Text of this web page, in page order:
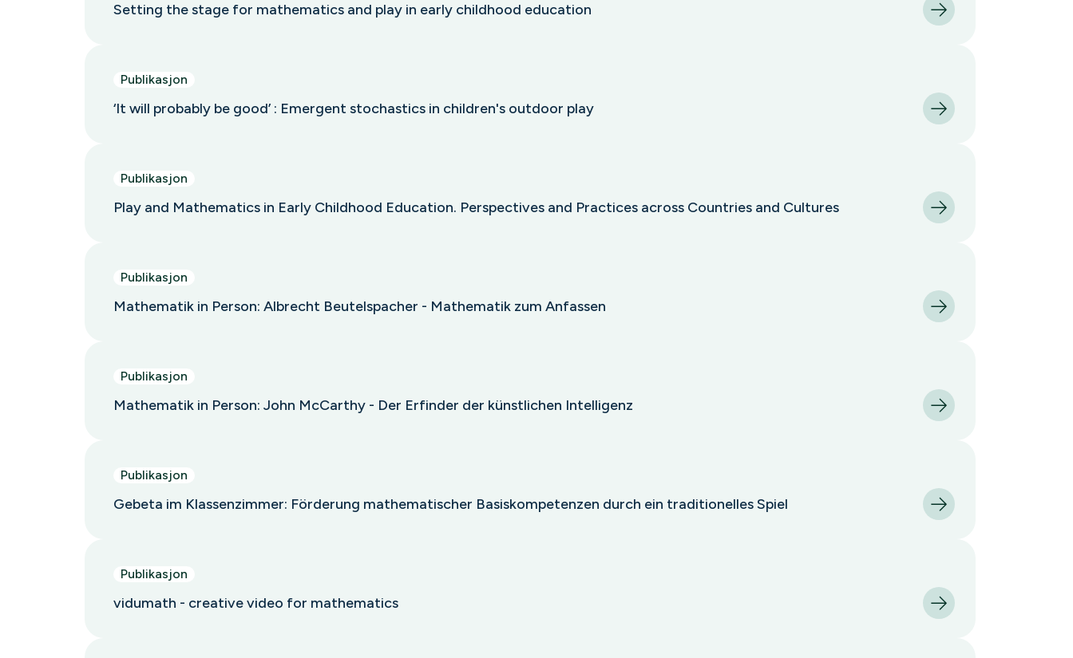
Setting the stage for mathematics and play in early childhood education
Publikasjon
‘It will probably be good’ : Emergent stochastics in children's outdoor play
Publikasjon
Play and Mathematics in Early Childhood Education. Perspectives and Practices across Countries and Cultures
Publikasjon
Mathematik in Person: Albrecht Beutelspacher - Mathematik zum Anfassen
Publikasjon
Mathematik in Person: John McCarthy - Der Erfinder der künstlichen Intelligenz
Publikasjon
Gebeta im Klassenzimmer: Förderung mathematischer Basiskompetenzen durch ein traditionelles Spiel
Publikasjon
vidumath - creative video for mathematics